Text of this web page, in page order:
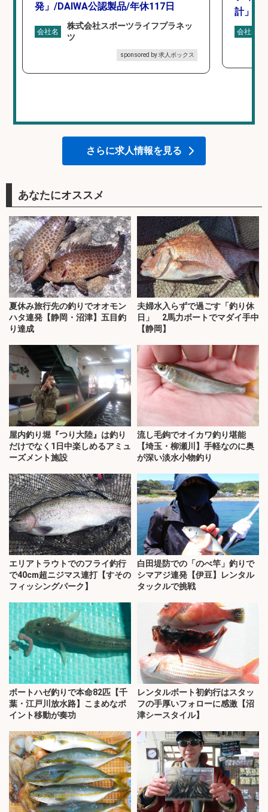
発」/DAIWA公認製品/年休117日
会社名
株式会社スポーツライフプラネッ
ツ
sponsored by 求人ボックス
計」
会社名
さらに求人情報を見る
あなたにオススメ
夏休み旅行先の釣りでオオモン
ハタ連発【静岡・沼津】五目釣
り達成
夫婦水入らずで過ごす「釣り休
日」 2馬力ボートでマダイ手中
【静岡】
屋内釣り堀『つり大陸』は釣り
だけでなく1日中楽しめるアミュ
ーズメント施設
流し毛鉤でオイカワ釣り堪能
【埼玉・柳瀬川】手軽なのに奥
が深い淡水小物釣り
エリアトラウトでのフライ釣行
で40cm超ニジマス連打【すその
フィッシングパーク】
白田堤防での「のべ竿」釣りで
シマアジ連発【伊豆】レンタル
タックルで挑戦
ボートハゼ釣りで本命82匹【千
葉・江戸川放水路】こまめなポ
イント移動が奏功
レンタルボート初釣行はスタッ
フの手厚いフォローに感激【沼
津シースタイル】